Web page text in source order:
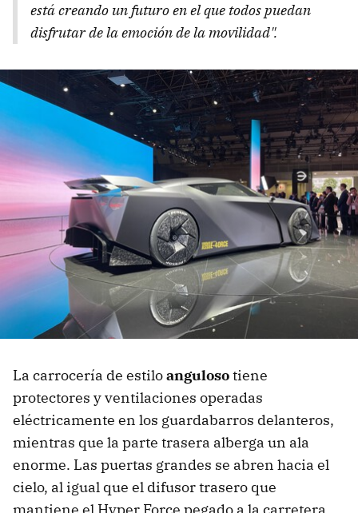
está creando un futuro en el que todos puedan
disfrutar de la emoción de la movilidad".
La carrocería de estiloangulosotiene
protectores y ventilaciones operadas
eléctricamente en los guardabarros delanteros,
mientras que la parte trasera alberga un ala
enorme. Las puertas grandes se abren hacia el
cielo, al igual que el difusor trasero que
mantiene el Hyper Force pegado a la carretera,